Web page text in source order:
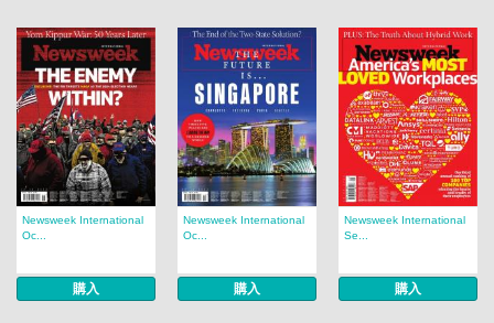
Newsweek International
Oc...
購入
Newsweek International
Oc...
購入
Newsweek International
Se...
購入